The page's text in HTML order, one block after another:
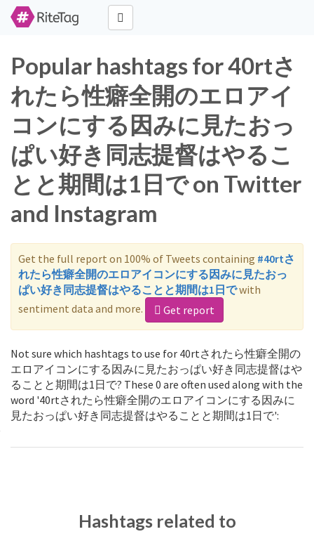
Popular hashtags for 40rtさ
れたら性癖全開のエロアイ
コンにする因みに見たおっ
ぱい好き同志提督はやるこ
とと期間は1日で on Twitter
and Instagram
Get the full report on 100% of Tweets containing #40rtさ
れたら性癖全開のエロアイコンにする因みに見たおっ
ぱい好き同志提督はやることと期間は1日でwith
sentiment data and more.
Get report
Not sure which hashtags to use for 40rtされたら性癖全開の
エロアイコンにする因みに見たおっぱい好き同志提督はや
ることと期間は1日で? These 0 are often used along with the
word '40rtされたら性癖全開のエロアイコンにする因みに
見たおっぱい好き同志提督はやることと期間は1日で':
Hashtags related to